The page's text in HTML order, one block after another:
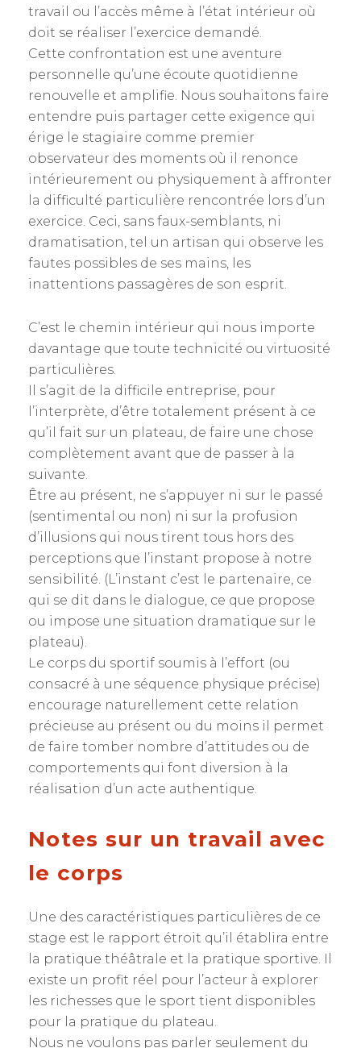
travail ou l’accès même à l’état intérieur où
doit se réaliser l’exercice demandé.
Cette confrontation est une aventure
personnelle qu’une écoute quotidienne
renouvelle et amplifie. Nous souhaitons faire
entendre puis partager cette exigence qui
érige le stagiaire comme premier
observateur des moments où il renonce
intérieurement ou physiquement à affronter
la difficulté particulière rencontrée lors d’un
exercice. Ceci, sans faux-semblants, ni
dramatisation, tel un artisan qui observe les
fautes possibles de ses mains, les
inattentions passagères de son esprit.
C’est le chemin intérieur qui nous importe
davantage que toute technicité ou virtuosité
particulières.
Il s’agit de la difficile entreprise, pour
l’interprète, d’être totalement présent à ce
qu’il fait sur un plateau, de faire une chose
complètement avant que de passer à la
suivante.
Être au présent, ne s’appuyer ni sur le passé
(sentimental ou non) ni sur la profusion
d’illusions qui nous tirent tous hors des
perceptions que l’instant propose à notre
sensibilité. (L’instant c’est le partenaire, ce
qui se dit dans le dialogue, ce que propose
ou impose une situation dramatique sur le
plateau).
Le corps du sportif soumis à l’effort (ou
consacré à une séquence physique précise)
encourage naturellement cette relation
précieuse au présent ou du moins il permet
de faire tomber nombre d’attitudes ou de
comportements qui font diversion à la
réalisation d’un acte authentique.
Notes sur un travail avec
le corps
Une des caractéristiques particulières de ce
stage est le rapport étroit qu’il établira entre
la pratique théâtrale et la pratique sportive. Il
existe un profit réel pour l’acteur à explorer
les richesses que le sport tient disponibles
pour la pratique du plateau.
Nous ne voulons pas parler seulement du